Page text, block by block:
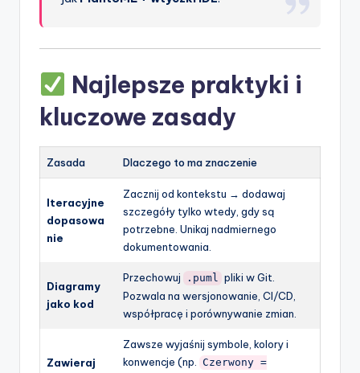
Najlepsze praktyki i
kluczowe zasady
Zasada Dlaczego to ma znaczenie
Iteracyjne
dopasowa
nie
Zacznij od kontekstu → dodawaj
szczegóły tylko wtedy, gdy są
potrzebne. Unikaj nadmiernego
dokumentowania.
Diagramy
jako kod
Przechowuj .puml pliki w Git.
Pozwala na wersjonowanie, CI/CD,
współpracę i porównywanie zmian.
Zawieraj
Zawsze wyjaśnij symbole, kolory i
konwencje (np. Czerwony =